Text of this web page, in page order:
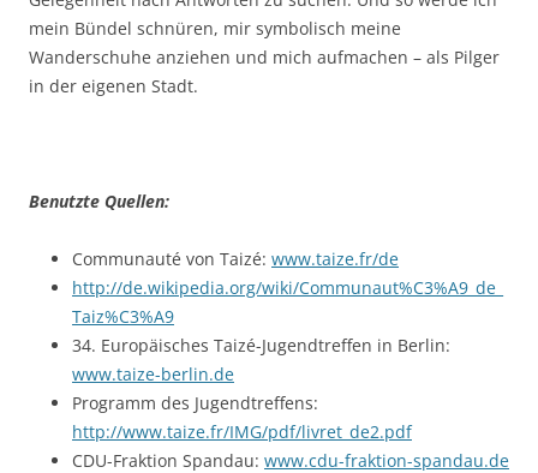
mein Bündel schnüren, mir symbolisch meine
Wanderschuhe anziehen und mich aufmachen – als Pilger
in der eigenen Stadt.
Benutzte Quellen:
Communauté von Taizé: www.taize.fr/de
http://de.wikipedia.org/wiki/Communaut%C3%A9_de_
Taiz%C3%A9
34. Europäisches Taizé-Jugendtreffen in Berlin:
www.taize-berlin.de
Programm des Jugendtreffens:
http://www.taize.fr/IMG/pdf/livret_de2.pdf
CDU-Fraktion Spandau: www.cdu-fraktion-spandau.de